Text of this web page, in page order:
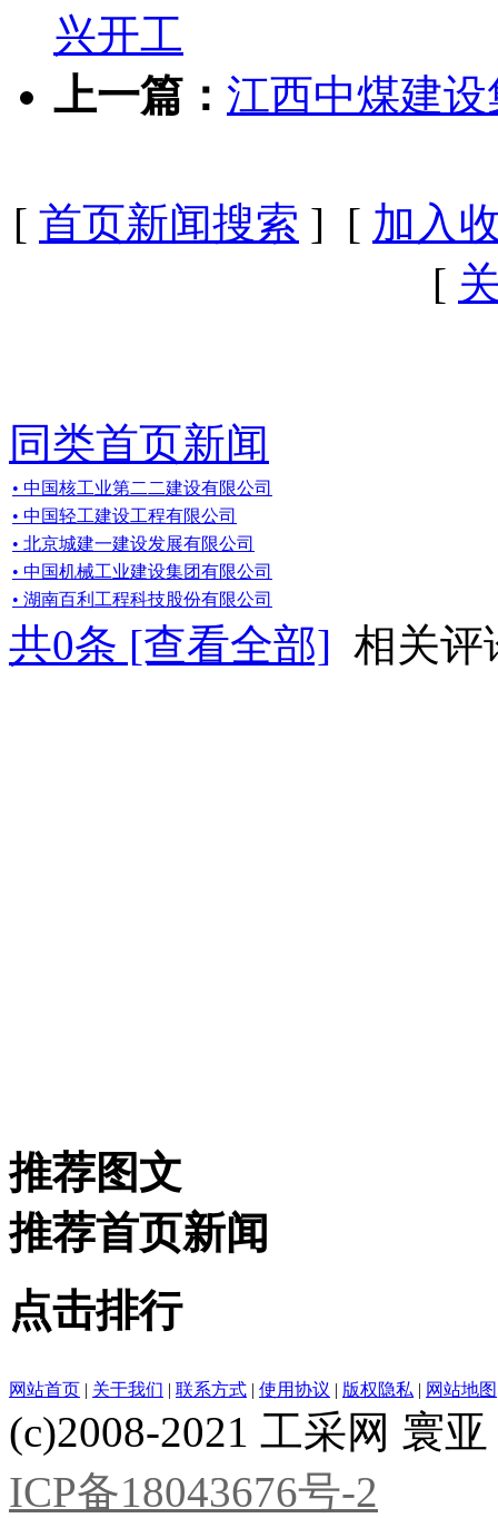
兴开工
上一篇： 江西中煤建
[ 首页新闻搜索 ] [ 加入
[
同类首页新闻
• 中国核工业第二二建设有限公司
• 中国轻工建设工程有限公司
• 北京城建一建设发展有限公司
• 中国机械工业建设集团有限公司
• 湖南百利工程科技股份有限公司
共0条 [查看全部] 相关评
推荐图文
推荐首页新闻
点击排行
网站首页 | 关于我们 | 联系方式 | 使用协议 | 版权隐私 | 网站地图
(c)2008-2021 工采网 寰
ICP备18043676号-2